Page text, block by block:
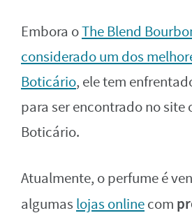
Embora oThe Blend
considerado um dos
Boticário, ele tem
para ser encontrado no site
Boticário.
Atualmente, o perfume é
algumas lojas onlinecom